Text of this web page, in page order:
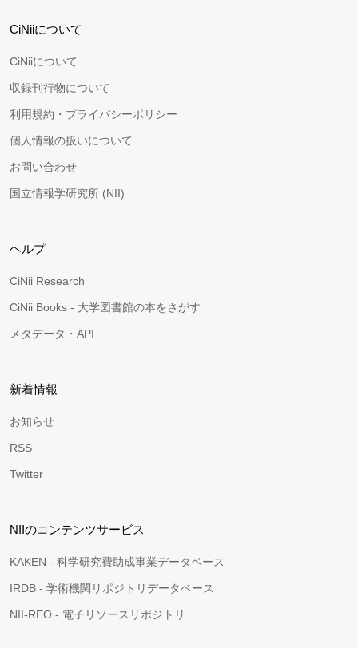
CiNiiについて
CiNiiについて
収録刊行物について
利用規約・プライバシーポリシー
個人情報の扱いについて
お問い合わせ
国立情報学研究所 (NII)
ヘルプ
CiNii Research
CiNii Books - 大学図書館の本をさがす
メタデータ・API
新着情報
お知らせ
RSS
Twitter
NIIのコンテンツサービス
KAKEN - 科学研究費助成事業データベース
IRDB - 学術機関リポジトリデータベース
NII-REO - 電子リソースリポジトリ